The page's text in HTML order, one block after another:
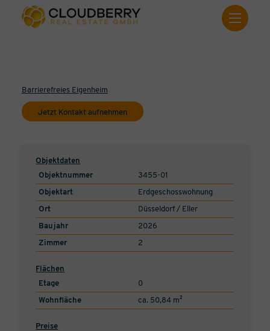
Barrierefreies Eigenheim
Jetzt Kontakt aufnehmen
Objektdaten
Objektnummer
3455-01
Objektart Erdgeschosswohnung
Ort Düsseldorf / Eller
Baujahr 2026
Zimmer 2
Flächen
Etage
0
Wohnfläche ca. 50,84 m²
Preise